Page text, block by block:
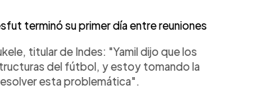
terminó su primer día entre reuniones
titular de Indes: "Yamil dijo que los
del fútbol, y estoy tomando la
esta problemática".